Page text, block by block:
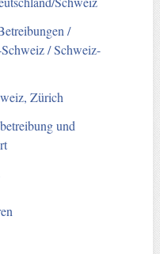
/
/ Schweiz-
Zürich
und